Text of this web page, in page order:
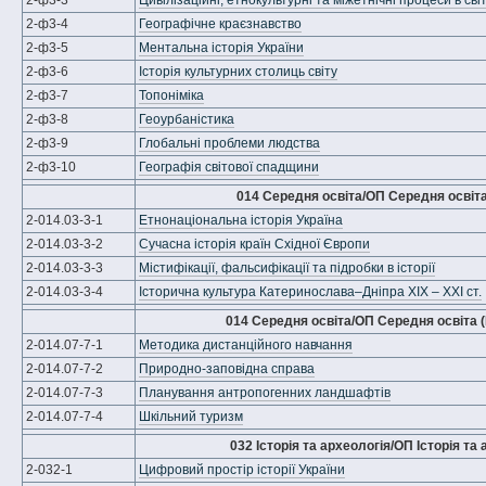
2-ф3-4
Географічне краєзнавство
2-ф3-5
Ментальна історія України
2-ф3-6
Історія культурних столиць світу
2-ф3-7
Топоніміка
2-ф3-8
Геоурбаністика
2-ф3-9
Глобальні проблеми людства
2-ф3-10
Географія світової спадщини
014 Середня освіта/ОП Середня освіта
2-014.03-3-1
Етнонаціональна історія Україна
2-014.03-3-2
Сучасна історія країн Східної Європи
2-014.03-3-3
Містифікації, фальсифікації та підробки в історії
2-014.03-3-4
Історична культура Катеринослава–Дніпра XIX – ХХІ ст.
014 Середня освіта/ОП Середня освіта
2-014.07-7-1
Методика дистанційного навчання
2-014.07-7-2
Природно-заповідна справа
2-014.07-7-3
Планування антропогенних ландшафтів
2-014.07-7-4
Шкільний туризм
032 Історія та археологія/ОП Історія та
2-032-1
Цифровий простір історії України